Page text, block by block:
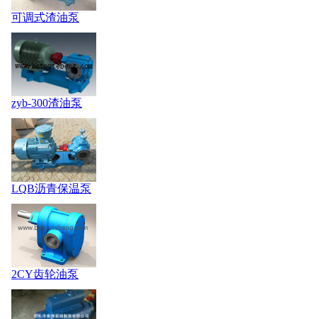
可调式渣油泵
zyb-300渣油泵
LQB沥青保温泵
2CY齿轮油泵